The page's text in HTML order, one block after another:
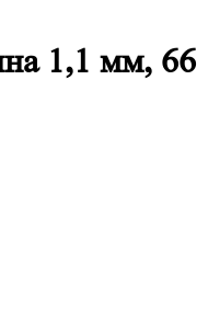
1,1 мм, 66